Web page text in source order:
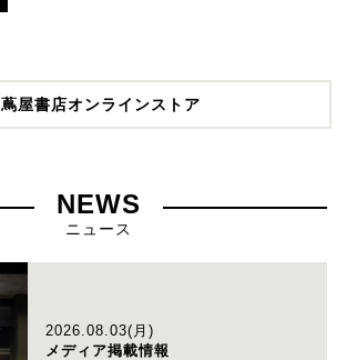
蔦屋書店オンラインストア
NEWS
ニュース
2026.08.03(月)
メディア掲載情報